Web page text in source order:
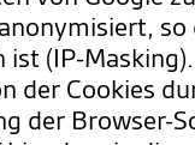
so
(IP-Masking).
der Cookies
der Browser-